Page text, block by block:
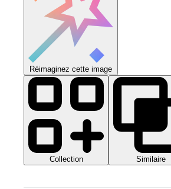
Réimaginez cette image
Collection Similaire